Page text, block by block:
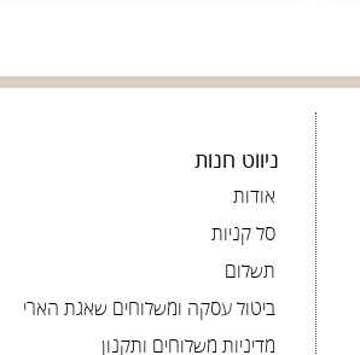
ניווט חנות
אודות
סל קניות
תשלום
ביטול עסקה ומשלוחים שאגת הארי
מדיניות משלוחים ותקנון